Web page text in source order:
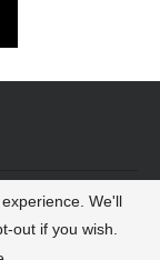
We'll
out if you wish.